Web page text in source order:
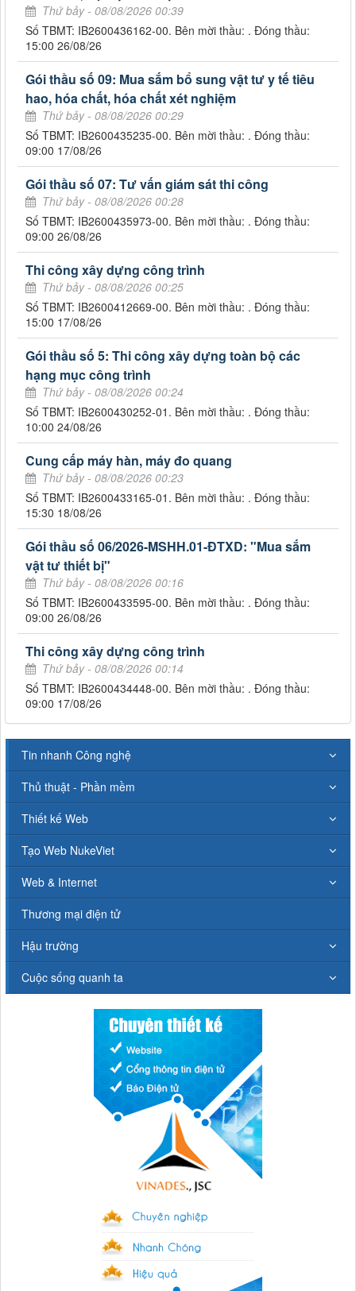
Thứ bảy - 08/08/2026 00:39
Số TBMT: IB2600436162-00. Bên mời thầu: . Đóng thầu:
15:00 26/08/26
Gói thầu số 09: Mua sắm bổ sung vật tư y tế tiêu
hao, hóa chất, hóa chất xét nghiệm
Thứ bảy - 08/08/2026 00:29
Số TBMT: IB2600435235-00. Bên mời thầu: . Đóng thầu:
09:00 17/08/26
Gói thầu số 07: Tư vấn giám sát thi công
Thứ bảy - 08/08/2026 00:28
Số TBMT: IB2600435973-00. Bên mời thầu: . Đóng thầu:
09:00 26/08/26
Thi công xây dựng công trình
Thứ bảy - 08/08/2026 00:25
Số TBMT: IB2600412669-00. Bên mời thầu: . Đóng thầu:
15:00 17/08/26
Gói thầu số 5: Thi công xây dựng toàn bộ các
hạng mục công trình
Thứ bảy - 08/08/2026 00:24
Số TBMT: IB2600430252-01. Bên mời thầu: . Đóng thầu:
10:00 24/08/26
Cung cấp máy hàn, máy đo quang
Thứ bảy - 08/08/2026 00:23
Số TBMT: IB2600433165-01. Bên mời thầu: . Đóng thầu:
15:30 18/08/26
Gói thầu số 06/2026-MSHH.01-ĐTXD: "Mua sắm
vật tư thiết bị"
Thứ bảy - 08/08/2026 00:16
Số TBMT: IB2600433595-00. Bên mời thầu: . Đóng thầu:
09:00 26/08/26
Thi công xây dựng công trình
Thứ bảy - 08/08/2026 00:14
Số TBMT: IB2600434448-00. Bên mời thầu: . Đóng thầu:
09:00 17/08/26
Tin nhanh Công nghệ
Thủ thuật - Phần mềm
Thiết kế Web
Tạo Web NukeViet
Web & Internet
Thương mại điện tử
Hậu trường
Cuộc sống quanh ta